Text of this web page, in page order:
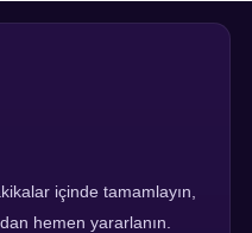
içinde tamamlayın,
hemen yararlanın.